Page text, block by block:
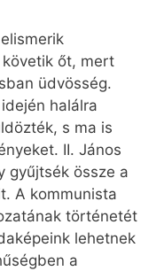
követik őt, mert
üdvösség.
halálra
s ma is
II. János
gyűjtsék össze a
A kommunista
történetét
lehetnek
a